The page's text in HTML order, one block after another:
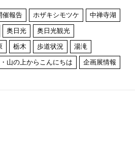
催報告 ホザキシモツケ 中禅寺湖
奥日光 奥日光観光
栃木 歩道状況 湯滝
山の上からこんにちは 企画展情報